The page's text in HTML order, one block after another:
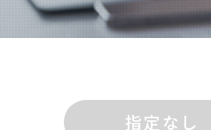
指定なし